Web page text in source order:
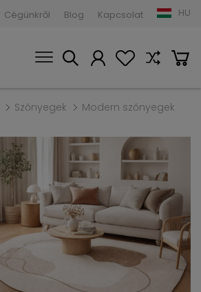
Cégünkről Blog Kapcsolat HU
Szőnyegek Modern szőnyegek